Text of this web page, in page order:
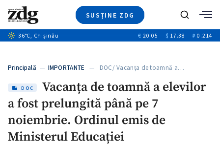
SUSȚINE ZDG
Ştiri
+11
Special
Blog
Caută
36°C, Chișinău € 20.05 $ 17.38 ₽ 0.214
Principală — IMPORTANTE — DOC/ Vacanța de toamnă a…
DOC
Vacanța de toamnă a elevilor
a fost prelungită până pe 7
noiembrie. Ordinul emis de
Ministerul Educației